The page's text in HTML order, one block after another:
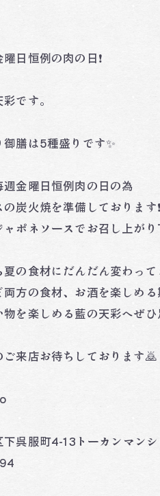
日恒例の肉の日❗️
です。
膳は5種盛りです✨
週金曜日恒例肉の日の為
炭火焼を準備しております❗️
ャポネソースでお召し上が
の食材にだんだん変わって
方の食材、お酒を楽しめる
を楽しめる藍の天彩へぜひ
ご来店お待ちしております🙇
呉服町4-13トーカンマンシ